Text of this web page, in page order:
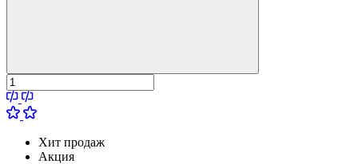
Хит продаж
Акция